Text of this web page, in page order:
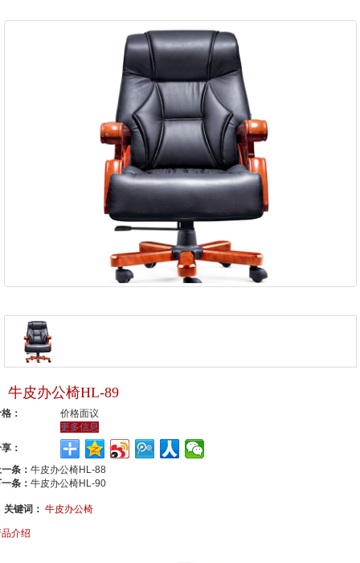
牛皮办公椅HL-89
：
价格面议
更多信息
：
条： 牛皮办公椅HL-88
条： 牛皮办公椅HL-90
关键词： 牛皮办公椅
介绍